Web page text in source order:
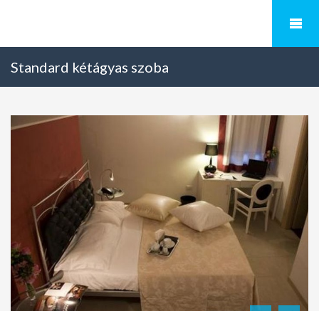
Standard kétágyas szoba